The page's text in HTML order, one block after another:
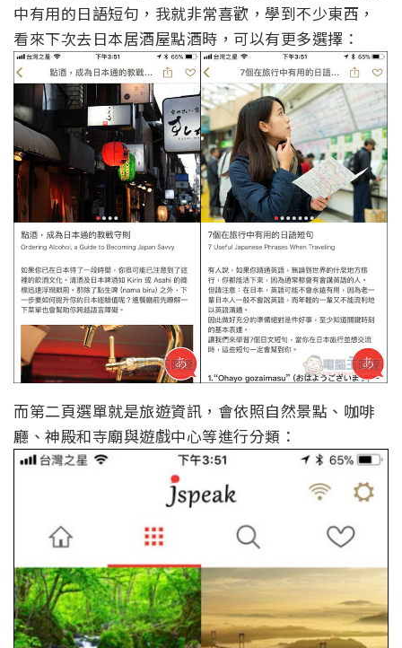
中有用的日語短句，我就非常喜歡，學到不少東西，
看來下次去日本居酒屋點酒時，可以有更多選擇：
而第二頁選單就是旅遊資訊，會依照自然景點、咖啡
廳、神殿和寺廟與遊戲中心等進行分類：